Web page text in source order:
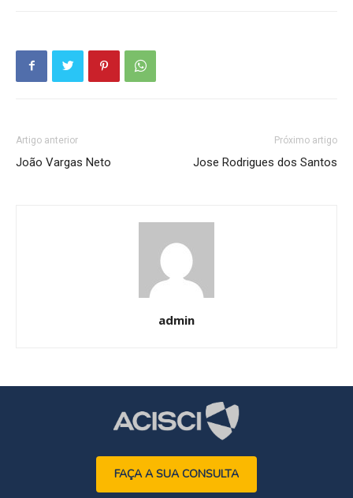
Artigo anterior
João Vargas Neto
Próximo artigo
Jose Rodrigues dos Santos
admin
FAÇA A SUA CONSULTA